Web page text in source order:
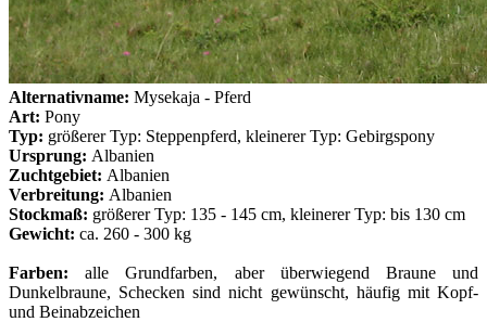
Alternativname: Mysekaja - Pferd
Art: Pony
Typ: größerer Typ: Steppenpferd, kleinerer Typ: Gebirgspony
Ursprung: Albanien
Zuchtgebiet: Albanien
Verbreitung: Albanien
Stockmaß: größerer Typ: 135 - 145 cm, kleinerer Typ: bis 130 cm
Gewicht: ca. 260 - 300 kg
Farben:alle Grundfarben, aber überwiegend Braune und
Dunkelbraune, Schecken sind nicht gewünscht, häufig mit Kopf-
und Beinabzeichen